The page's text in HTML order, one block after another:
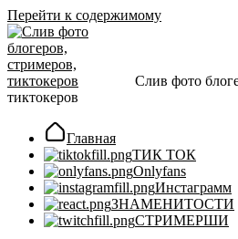
Перейти к содержимому
Слив фото
тиктокеров
Главная
ТИК ТОК
Onlyfans
Инстаграмм
ЗНАМЕНИТОСТИ
СТРИМЕРШИ